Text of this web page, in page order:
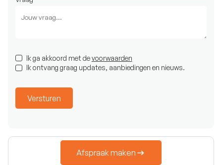
Ik ga akkoord met devoorwaarden
Ik ontvang graag updates, aanbiedingen en nieuws.
Afspraak maken